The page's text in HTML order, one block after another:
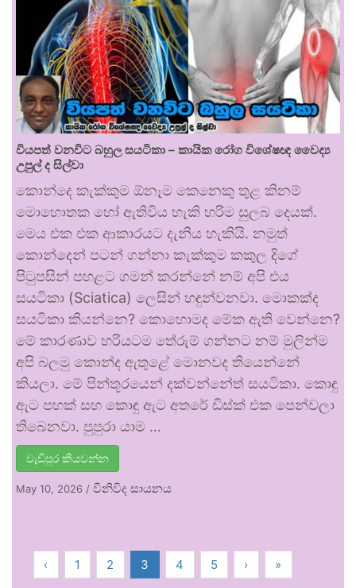
වියපත් වනවිට බහුල සයටිකා – කායික රෝග විශේෂඥ වෛද්‍ය
උපුල් ද සිල්වා
කොන්දෙ කැක්කුම ඕනෑම කෙනෙකු තුළ කිනම්
මොහොතක හෝ ඇතිවිය හැකි හරිම සුලබ දෙයක්.
මෙය එක එක ආකාරයට දැනිය හැකියි. නමුත්
කොන්දෙන් පටන් ගන්නා කැක්කුම කකුල දිගේ
පිටුපසින් පහළට ගමන් කරන්නේ නම් අපි එය
සයටිකා (Sciatica) ලෙසින් හඳුන්වනවා. මොකක්ද
සයටිකා කියන්නෙ? කොහොමද මේක ඇති වෙන්නෙ?
මේ කාරණාව හරියටම තේරුම් ගන්නට නම් මුලින්ම
අපි බලමු කොන්ද ඇතුළේ මොනවද තියෙන්නේ
කියලා. මේ පින්තූරයෙන් දක්වන්නේත් සයටිකා. කොඳු
ඇට පහක් සහ කොඳු ඇට අතරේ ඩිස්ක් එක පෙන්වලා
තිබෙනවා. පුපුරා යාම …
වැඩිපුර කියවන්න
May 10, 2026 / විනිවිද සායනය
‹ 1 2 3 4 5 › »